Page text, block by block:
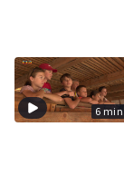
6 min